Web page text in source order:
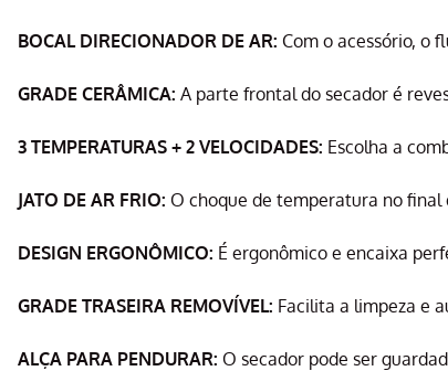
BOCAL DIRECIONADOR DE AR: Com o acessório, o
GRADE CERÂMICA: A parte frontal do secador é
3 TEMPERATURAS + 2 VELOCIDADES: Escolha a
JATO DE AR FRIO: O choque de temperatura no final
DESIGN ERGONÔMICO: É ergonômico e encaixa
GRADE TRASEIRA REMOVÍVEL: Facilita a limpeza e
ALÇA PARA PENDURAR: O secador pode ser